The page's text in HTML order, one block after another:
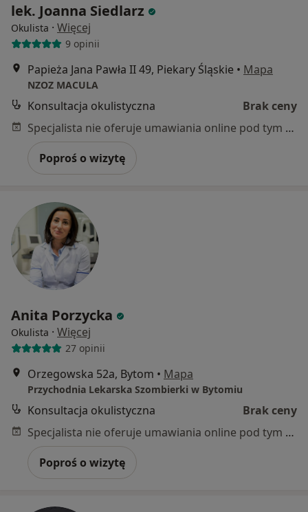
lek. Joanna Siedlarz
Okulista · Więcej
9 opinii
Papieża Jana Pawła II 49, Piekary Śląskie • Mapa
NZOZ MACULA
Konsultacja okulistyczna
Brak ceny
Specjalista nie oferuje umawiania online pod tym adresem.
Poproś o wizytę
Anita Porzycka
Okulista · Więcej
27 opinii
Orzegowska 52a, Bytom • Mapa
Przychodnia Lekarska Szombierki w Bytomiu
Konsultacja okulistyczna
Brak ceny
Specjalista nie oferuje umawiania online pod tym adresem.
Poproś o wizytę